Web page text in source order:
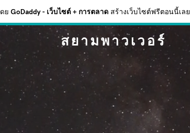
ย GoDaddy - เว็บไซต์ + การตลาด สร้างเว็บไซต์ฟรีตอนนี้เลย
สยามพาวเวอร์